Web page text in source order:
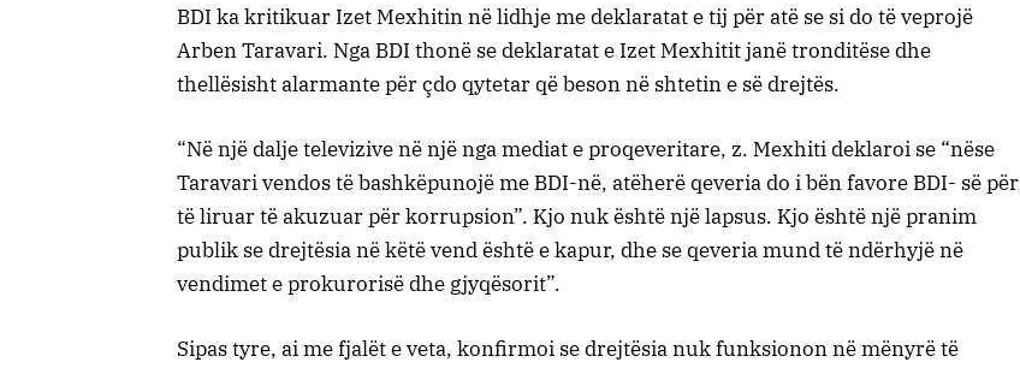
BDI ka kritikuar Izet Mexhitin në lidhje me deklaratat e tij për atë se si do të veprojë
Arben Taravari. Nga BDI thonë se deklaratat e Izet Mexhitit janë tronditëse dhe
thellësisht alarmante për çdo qytetar që beson në shtetin e së drejtës.
“Në një dalje televizive në një nga mediat e proqeveritare, z. Mexhiti deklaroi se “nëse
Taravari vendos të bashkëpunojë me BDI-në, atëherë qeveria do i bën favore BDI- së për
të liruar të akuzuar për korrupsion”. Kjo nuk është një lapsus. Kjo është një pranim
publik se drejtësia në këtë vend është e kapur, dhe se qeveria mund të ndërhyjë në
vendimet e prokurorisë dhe gjyqësorit”.
Sipas tyre, ai me fjalët e veta, konfirmoi se drejtësia nuk funksionon në mënyrë të